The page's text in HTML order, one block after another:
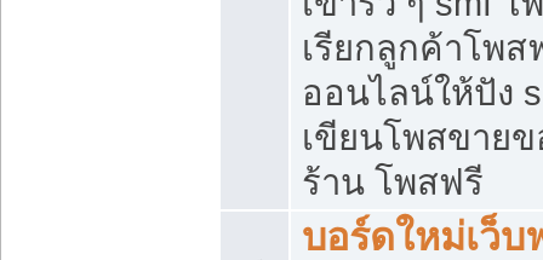
เรียกลูกค้าโพส
ออนไลน์ให้ปัง
เขียนโพสขาย
ร้าน โพสฟรี
บอร์ดใหม่เว็บ